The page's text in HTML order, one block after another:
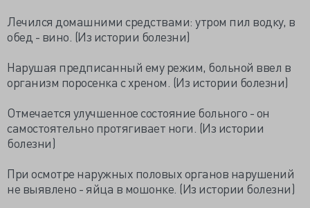
Лечился домашними средствами: утром пил водку, в
обед - вино. (Из истории болезни)
Нарушая предписанный ему режим, больной ввел в
организм поросенка с хреном. (Из истории болезни)
Отмечается улучшенное состояние больного - он
самостоятельно протягивает ноги. (Из истории
болезни)
При осмотре наружных половых органов нарушений
не выявлено - яйца в мошонке. (Из истории болезни)